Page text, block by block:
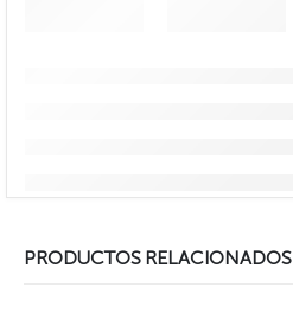
PRODUCTOS RELACIONADOS